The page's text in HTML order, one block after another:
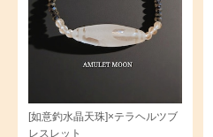
[如意釣水晶天珠]×テラヘルツブ
レスレット